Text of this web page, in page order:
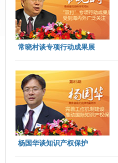
常晓村谈专项行动成果展
杨国华谈知识产权保护